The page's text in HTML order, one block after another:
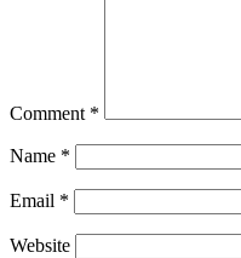
Comment *
Name *
Email *
Website